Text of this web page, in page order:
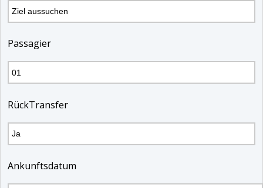
Passagier
RückTransfer
Ankunftsdatum